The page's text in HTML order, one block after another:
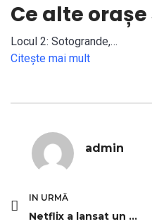
Ce alte
Locul 2: Sotogrande,…
Citeşte mai mult
admin
IN URMĂ
Netflix a lansat un nou video pentru sezonul 2 din „Wednesday